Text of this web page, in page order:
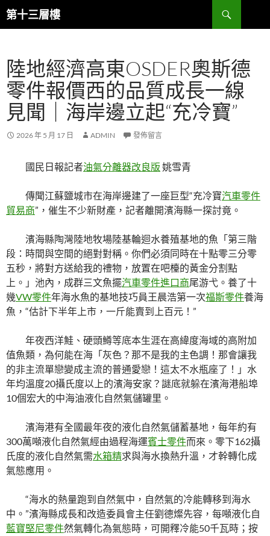
跳
至
容
第十三層樓
搜
尋
陸地經濟高東OSDER奧斯德
零件報價西的品質成長一線
見聞｜海岸邊立起“充冷寶”
2026 年 5 月 17 日 ADMIN 發佈留言
國民日報記者油氣分離器改良版 姚雪青
傳聞江蘇鹽城市在海岸邊建了一座巨型“充冷寶汽車零件
貿易商”，催生不少新財產，記者離開濱海縣一探討竟。
濱海縣陶灣陸地牧場陸基輪迴水養殖基地的魚「第三階
段：時間與空間的絕對對稱。你們必須同時在十點零三分零
五秒，將對方送給我的禮物，放置在吧檯的黃金分割點
上。」池內，成群三文魚擺汽車零件進口商尾游弋。養了十
幾VW零件年海水魚的基地技巧員王晨浩第一次福斯零件養海
魚，“估計下半年上市，一斤能賣到上百元！”
年夜西洋鮭、硬頭鱒等底本生涯在高緯度海域的高附加
值魚類，為何能在海「灰色？那不是我的主色調！那會讓我
的非主流單戀變成主流的普通愛戀！這太不水瓶座了！」水
年均溫度20攝氏度以上的濱海安家？謎底就躲在濱海港船埠
10個宏大的中海油液化自然氣儲罐里。
濱海港有全國最年夜的液化自然氣儲蓄基地，每年約有
300萬噸液化自然氣經由過程海運賓士零件而來。零下162攝
氏度的液化自然氣需水箱精求與海水換熱升溫，才幹轉化成
氣態應用。
“海水的熱量跑到自然氣中，自然氣的冷能轉移到海水
中。”濱海縣成長和改造委員會主任劉德燦先容，每噸液化自
藍寶堅尼零件然氣轉化為氣態時，可開釋冷能50千瓦時；按